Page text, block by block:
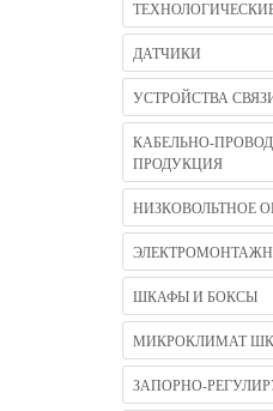
ДАТЧИКИ
УСТРОЙСТВА
КАБЕЛЬНО-
ПРОДУКЦИЯ
НИЗКОВОЛЬТНОЕ
ШКАФЫ И БОКСЫ
МИКРОКЛИМАТ
ЗАПОРНО-